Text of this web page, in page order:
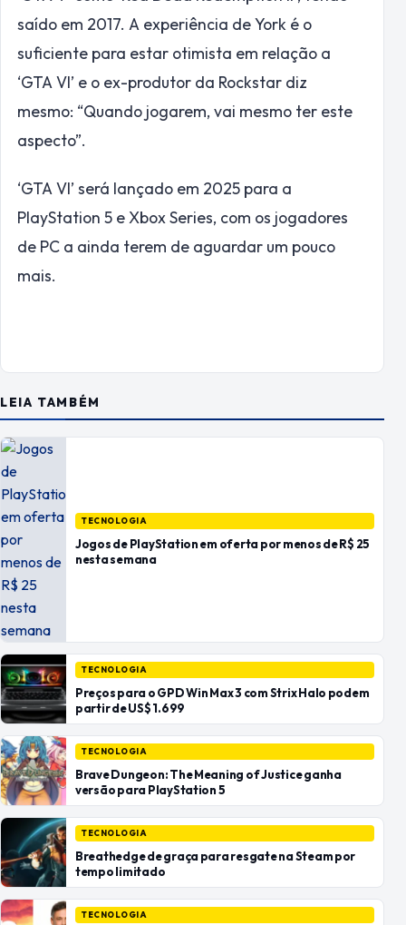
saído em 2017. A experiência de York é o
suficiente para estar otimista em relação a
‘GTA VI’ e o ex-produtor da Rockstar diz
mesmo: “Quando jogarem, vai mesmo ter este
aspecto”.
‘GTA VI’ será lançado em 2025 para a
PlayStation 5 e Xbox Series, com os jogadores
de PC a ainda terem de aguardar um pouco
mais.
LEIA TAMBÉM
TECNOLOGIA
Jogos de PlayStation em oferta por menos de R$ 25
nesta semana
TECNOLOGIA
Preços para o GPD Win Max 3 com Strix Halo podem
partir de US$ 1.699
TECNOLOGIA
Brave Dungeon: The Meaning of Justice ganha
versão para PlayStation 5
TECNOLOGIA
Breathedge de graça para resgate na Steam por
tempo limitado
TECNOLOGIA